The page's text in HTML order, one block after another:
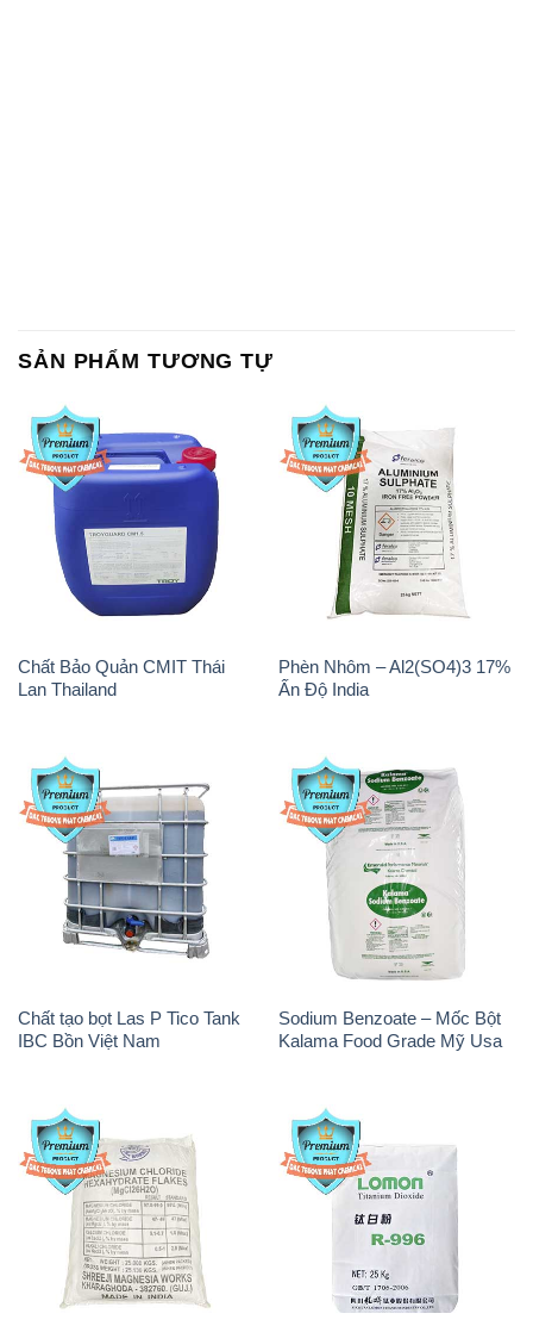
SẢN PHẨM TƯƠNG TỰ
Chất Bảo Quản CMIT Thái
Lan Thailand
Phèn Nhôm – Al2(SO4)3 17%
Ấn Độ India
Chất tạo bọt Las P Tico Tank
IBC Bồn Việt Nam
Sodium Benzoate – Mốc Bột
Kalama Food Grade Mỹ Usa